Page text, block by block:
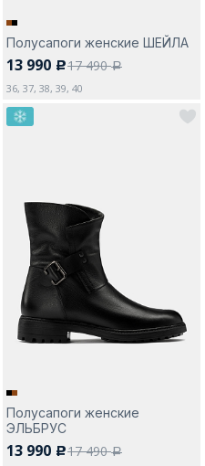
Полусапоги женские ШЕЙЛА
13 990 c17 490a
36, 37, 38, 39, 40
Полусапоги женские
ЭЛЬБРУС
13 990 c17 490a